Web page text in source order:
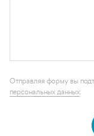
Каталог запчастей